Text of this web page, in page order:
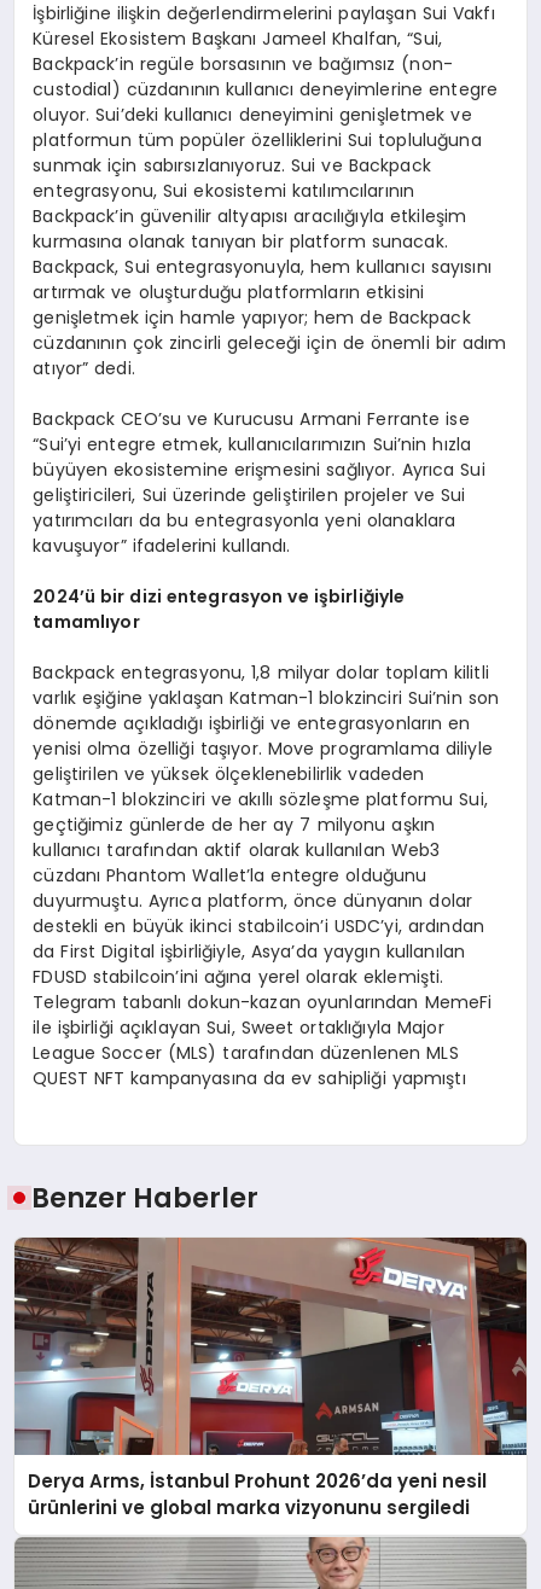
İşbirliğine ilişkin değerlendirmelerini paylaşan Sui Vakfı
Küresel Ekosistem Başkanı Jameel Khalfan, “Sui,
Backpack’in regüle borsasının ve bağımsız (non-
custodial) cüzdanının kullanıcı deneyimlerine entegre
oluyor. Sui’deki kullanıcı deneyimini genişletmek ve
platformun tüm popüler özelliklerini Sui topluluğuna
sunmak için sabırsızlanıyoruz. Sui ve Backpack
entegrasyonu, Sui ekosistemi katılımcılarının
Backpack’in güvenilir altyapısı aracılığıyla etkileşim
kurmasına olanak tanıyan bir platform sunacak.
Backpack, Sui entegrasyonuyla, hem kullanıcı sayısını
artırmak ve oluşturduğu platformların etkisini
genişletmek için hamle yapıyor; hem de Backpack
cüzdanının çok zincirli geleceği için de önemli bir adım
atıyor” dedi.
Backpack CEO’su ve Kurucusu Armani Ferrante ise
“Sui’yi entegre etmek, kullanıcılarımızın Sui’nin hızla
büyüyen ekosistemine erişmesini sağlıyor. Ayrıca Sui
geliştiricileri, Sui üzerinde geliştirilen projeler ve Sui
yatırımcıları da bu entegrasyonla yeni olanaklara
kavuşuyor” ifadelerini kullandı.
2024’ü bir dizi entegrasyon ve işbirliğiyle
tamamlıyor
Backpack entegrasyonu, 1,8 milyar dolar toplam kilitli
varlık eşiğine yaklaşan Katman-1 blokzinciri Sui’nin son
dönemde açıkladığı işbirliği ve entegrasyonların en
yenisi olma özelliği taşıyor. Move programlama diliyle
geliştirilen ve yüksek ölçeklenebilirlik vadeden
Katman-1 blokzinciri ve akıllı sözleşme platformu Sui,
geçtiğimiz günlerde de her ay 7 milyonu aşkın
kullanıcı tarafından aktif olarak kullanılan Web3
cüzdanı Phantom Wallet’la entegre olduğunu
duyurmuştu. Ayrıca platform, önce dünyanın dolar
destekli en büyük ikinci stabilcoin’i USDC’yi, ardından
da First Digital işbirliğiyle, Asya’da yaygın kullanılan
FDUSD stabilcoin’ini ağına yerel olarak eklemişti.
Telegram tabanlı dokun-kazan oyunlarından MemeFi
ile işbirliği açıklayan Sui, Sweet ortaklığıyla Major
League Soccer (MLS) tarafından düzenlenen MLS
QUEST NFT kampanyasına da ev sahipliği yapmıştı
Benzer Haberler
Derya Arms, İstanbul Prohunt 2026’da yeni nesil
ürünlerini ve global marka vizyonunu sergiledi